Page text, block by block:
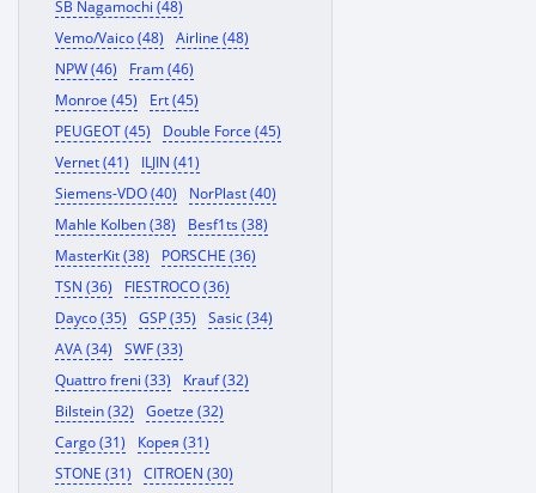
SB Nagamochi (48)
Vemo/Vaico (48)
Airline (48)
NPW (46)
Fram (46)
Monroe (45)
Ert (45)
PEUGEOT (45)
Double Force (45)
Vernet (41)
ILJIN (41)
Siemens-VDO (40)
NorPlast (40)
Mahle Kolben (38)
Besf1ts (38)
MasterKit (38)
PORSCHE (36)
TSN (36)
FIESTROCO (36)
Dayco (35)
GSP (35)
Sasic (34)
AVA (34)
SWF (33)
Quattro freni (33)
Krauf (32)
Bilstein (32)
Goetze (32)
Cargo (31)
Корея (31)
STONE (31)
CITROEN (30)